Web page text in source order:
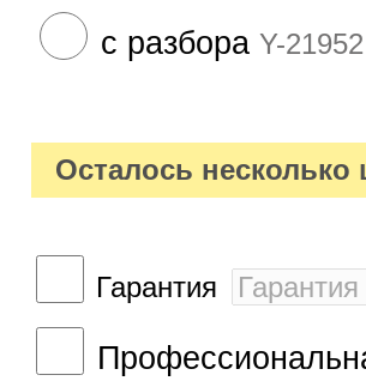
с разбора Y-21952
Осталось несколько
Гарантия